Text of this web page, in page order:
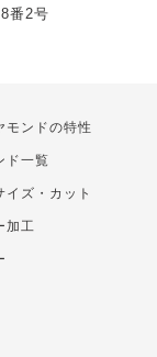
番2号
モンドの特性
ド一覧
イズ・カット
加工